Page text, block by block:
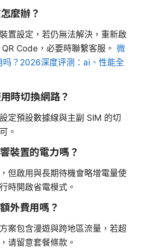
麼辦？
置設定，若仍無法解決，重新啟
Code，必要時聯繫客服。 微
？2026深度评测：ai、性能全
時切換網路？
定預設數據線與主副 SIM 的切
。
裝置的電力嗎？
但啟用與長期待機會略增電量使
時開啟省電模式。
外費用嗎？
案包含漫遊與跨地區流量，若超
请留意套餐條款。